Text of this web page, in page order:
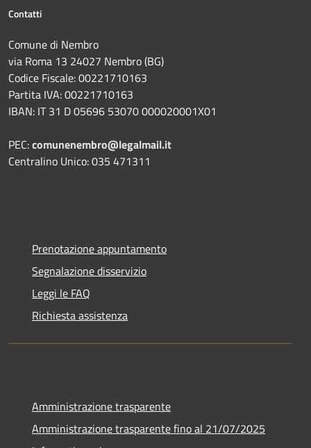
Contatti
Comune di Nembro
via Roma 13 24027 Nembro (BG)
Codice Fiscale: 00221710163
Partita IVA: 00221710163
IBAN: IT 31 D 05696 53070 000020001X01
PEC:comunenembro@legalmail.it
Centralino Unico: 035 471311
Prenotazione appuntamento
Segnalazione disservizio
Leggi le FAQ
Richiesta assistenza
Amministrazione trasparente
Amministrazione trasparente fino al 21/07/2025